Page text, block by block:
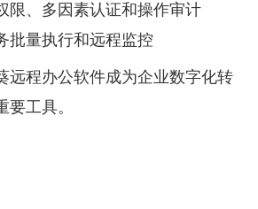
限、多因素认证和操作审计
批量执行和远程监控
远程办公软件成为企业数字化转
工具。